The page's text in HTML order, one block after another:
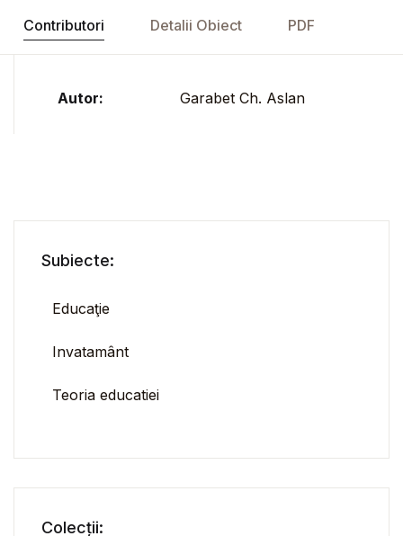
Contributori Detalii Obiect PDF
Autor: Garabet Ch. Aslan
Subiecte:
Educaţie
Invatamânt
Teoria educatiei
Colecții: